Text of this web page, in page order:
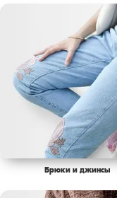
Брюки и джинсы